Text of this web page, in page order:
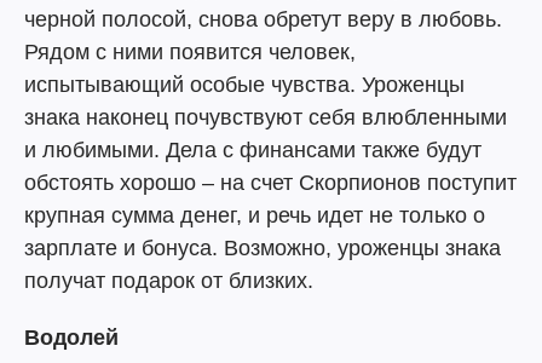
черной полосой, снова обретут веру в любовь.
Рядом с ними появится человек,
испытывающий особые чувства. Уроженцы
знака наконец почувствуют себя влюбленными
и любимыми. Дела с финансами также будут
обстоять хорошо – на счет Скорпионов поступит
крупная сумма денег, и речь идет не только о
зарплате и бонуса. Возможно, уроженцы знака
получат подарок от близких.
Водолей